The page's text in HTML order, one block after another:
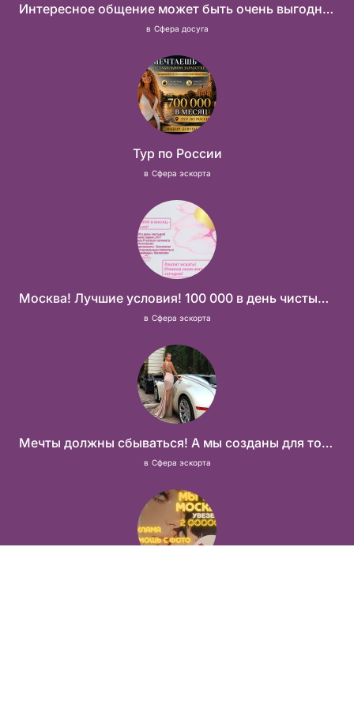
Интересное общение может быть очень выгодным! Проверь, и ты не пожалеешь! 2 000 000₽
в Сфера досуга
Тур по России
в Сфера эскорта
Москва! Лучшие условия! 100 000 в день чистыми!
в Сфера эскорта
Мечты должны сбываться! А мы созданы для того что бы их осуществить!
в Сфера эскорта